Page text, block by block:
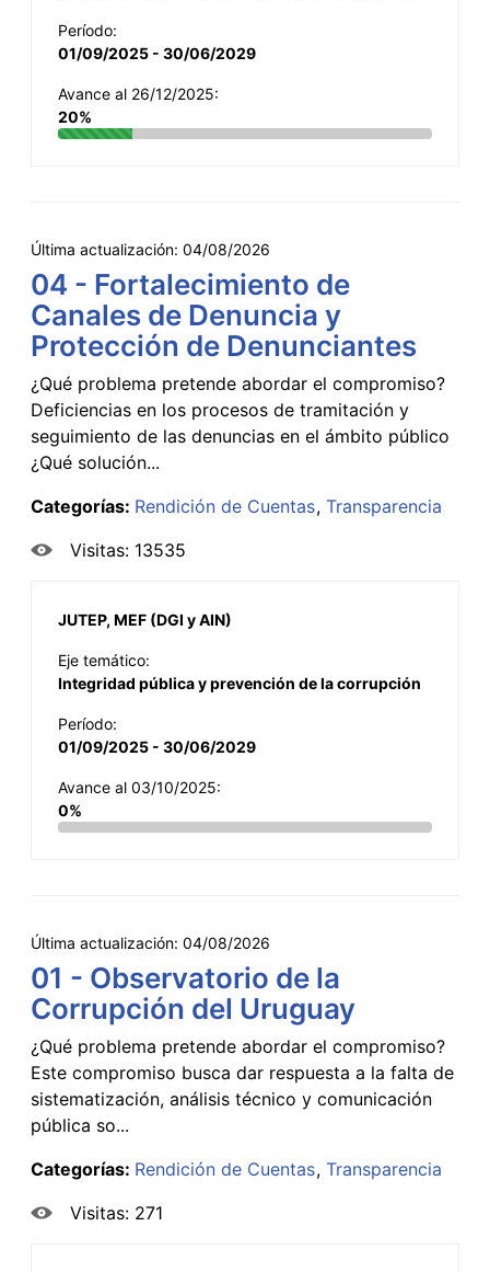
Período:
01/09/2025 - 30/06/2029
Avance al 26/12/2025:
20%
Última actualización: 04/08/2026
04 - Fortalecimiento de
Canales de Denuncia y
Protección de Denunciantes
¿Qué problema pretende abordar el compromiso?
Deficiencias en los procesos de tramitación y
seguimiento de las denuncias en el ámbito público
¿Qué solución...
Categorías: Rendición de Cuentas Transparencia
Visitas: 13535
JUTEP, MEF (DGI y AIN)
Eje temático:
Integridad pública y prevención de la corrupción
Período:
01/09/2025 - 30/06/2029
Avance al 03/10/2025:
0%
Última actualización: 04/08/2026
01 - Observatorio de la
Corrupción del Uruguay
¿Qué problema pretende abordar el compromiso?
Este compromiso busca dar respuesta a la falta de
sistematización, análisis técnico y comunicación
pública so...
Categorías: Rendición de Cuentas Transparencia
Visitas: 271